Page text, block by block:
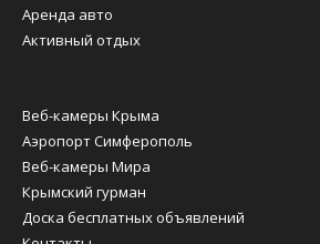
Аренда авто
Активный отдых
Веб-камеры Крыма
Аэропорт Симферополь
Веб-камеры Мира
Крымский гурман
Доска бесплатных объявлений